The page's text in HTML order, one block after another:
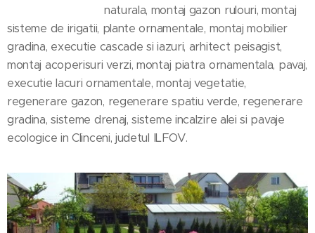
naturala, montaj gazon rulouri, montaj
sisteme de irigatii, plante ornamentale, montaj mobilier
gradina, executie cascade si iazuri, arhitect peisagist,
montaj acoperisuri verzi, montaj piatra ornamentala, pavaj,
executie lacuri ornamentale, montaj vegetatie,
regenerare gazon, regenerare spatiu verde, regenerare
gradina, sisteme drenaj, sisteme incalzire alei si pavaje
ecologice in Clinceni, judetul ILFOV.